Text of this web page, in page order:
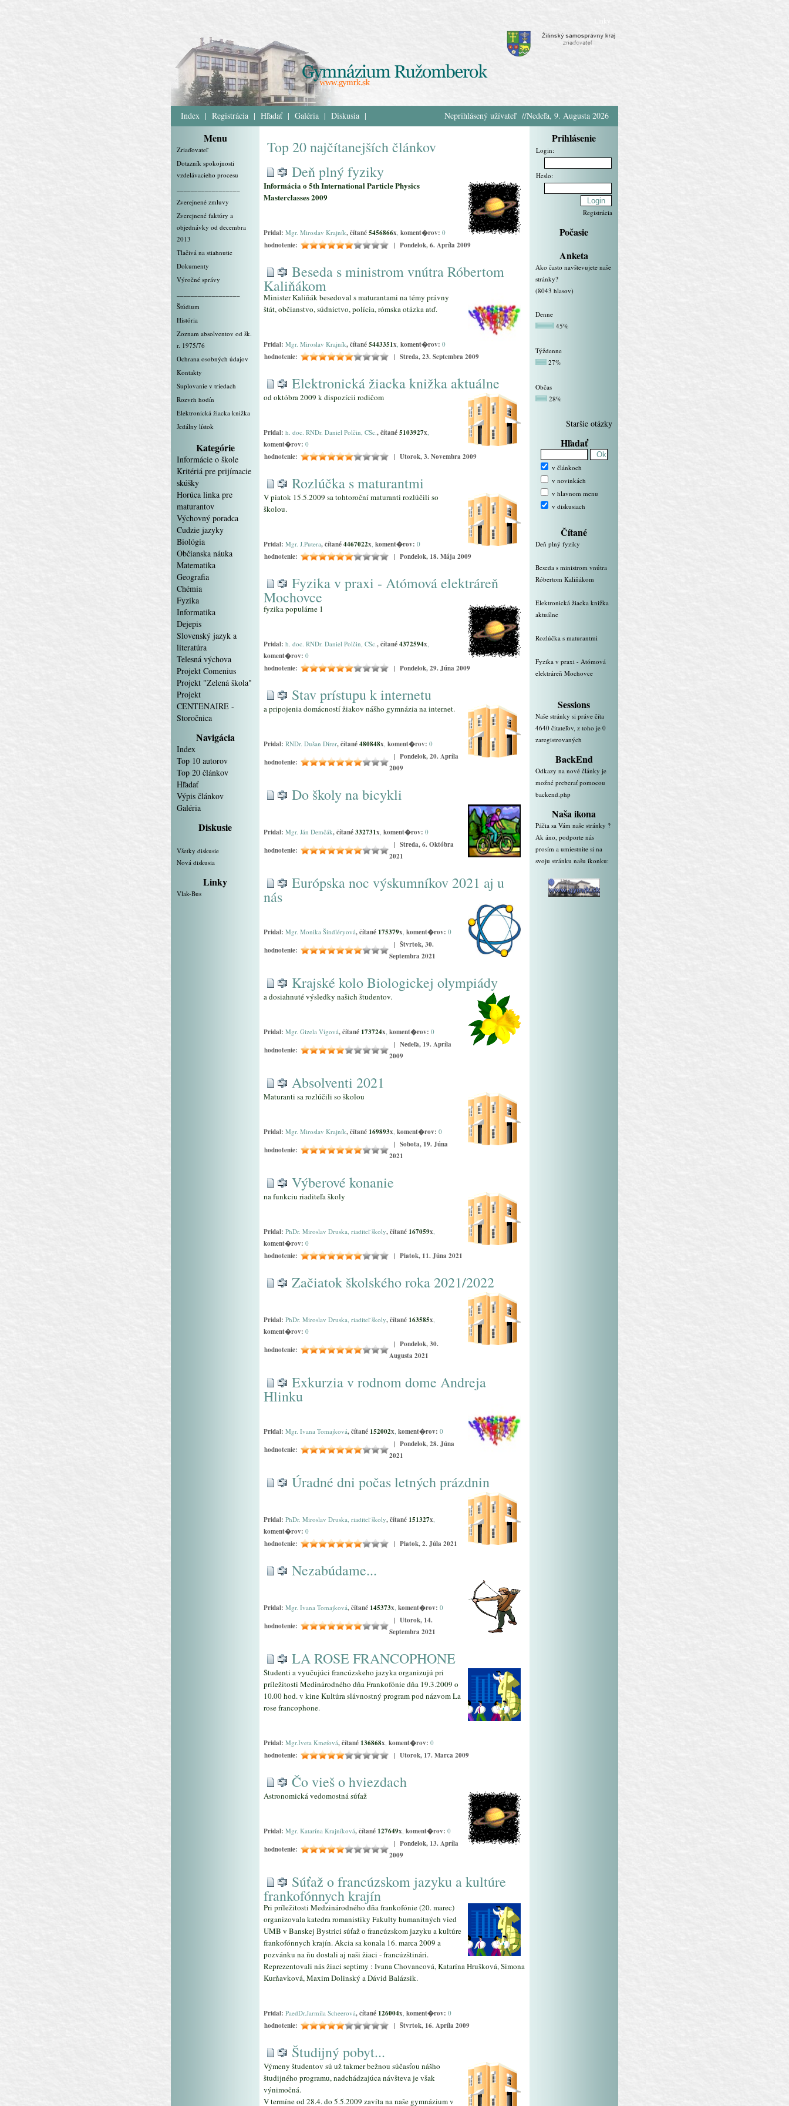
Linky ::
Index | Registrácia | Hľadať | Galéria | Diskusia | Neprihlásený užívateľ //Nedeľa, 9. Augusta 2026
Menu
Zriaďovateľ
Dotazník spokojnosti
vzdelávacieho procesu
Zverejnené zmluvy
Zverejnené faktúry a
objednávky od decembra
2013
Tlačivá na stiahnutie
Dokumenty
Výročné správy
Štúdium
História
Zoznam absolventov od šk.
r. 1975/76
Ochrana osobných údajov
Kontakty
Suplovanie v triedach
Rozvrh hodín
Elektronická žiacka knižka
Jedálny lístok
Kategórie
Informácie o škole
Kritériá pre prijímacie
skúšky
Horúca linka pre
maturantov
Výchovný poradca
Cudzie jazyky
Biológia
Občianska náuka
Matematika
Geografia
Chémia
Fyzika
Informatika
Dejepis
Slovenský jazyk a
literatúra
Telesná výchova
Projekt Comenius
Projekt "Zelená škola"
Projekt
CENTENAIRE -
Storočnica
Navigácia
Index
Top 10 autorov
Top 20 článkov
Hľadať
Výpis článkov
Galéria
Diskusie
Všetky diskusie
Nová diskusia
Linky
Vlak-Bus
Top 20 najčítanejších článkov
Deň plný fyziky
Informácia o 5th International Particle Physics
Masterclasses 2009
Pridal: Mgr. Miroslav Krajník, čítané5456866x, koment�rov: 0
hodnotenie: | Pondelok, 6. Apríla 2009
Beseda s ministrom vnútra Róbertom
Kaliňákom
Minister Kaliňák besedoval s maturantami na témy právny
štát, občianstvo, súdnictvo, polícia, rómska otázka atď.
Pridal: Mgr. Miroslav Krajník, čítané5443351x, koment�rov: 0
hodnotenie: | Streda, 23. Septembra 2009
Elektronická žiacka knižka aktuálne
od októbra 2009 k dispozícii rodičom
Pridal: h. doc. RNDr. Daniel Polčin, CSc., čítané5103927x,
koment�rov: 0
hodnotenie: | Utorok, 3. Novembra 2009
Rozlúčka s maturantmi
V piatok 15.5.2009 sa tohtoroční maturanti rozlúčili so
školou.
Pridal: Mgr. J.Putera, čítané4467022x, koment�rov: 0
hodnotenie: | Pondelok, 18. Mája 2009
Fyzika v praxi - Atómová elektráreň
Mochovce
fyzika populárne 1
Pridal: h. doc. RNDr. Daniel Polčin, CSc., čítané4372594x,
koment�rov: 0
hodnotenie: | Pondelok, 29. Júna 2009
Stav prístupu k internetu
a pripojenia domácností žiakov nášho gymnázia na internet.
Pridal: RNDr. Dušan Dírer, čítané480848x, koment�rov: 0
hodnotenie:
| Pondelok, 20. Apríla
2009
Do školy na bicykli
Pridal: Mgr. Ján Demčák, čítané332731x, koment�rov: 0
hodnotenie:
| Streda, 6. Októbra
2021
Európska noc výskumníkov 2021 aj u
nás
Pridal: Mgr. Monika Šindléryová, čítané 175379x, koment�rov: 0
hodnotenie:
| Štvrtok, 30.
Septembra 2021
Krajské kolo Biologickej olympiády
a dosiahnuté výsledky našich študentov.
Pridal: Mgr. Gizela Vígová, čítané 173724x, koment�rov: 0
hodnotenie:
| Nedeľa, 19. Apríla
2009
Absolventi 2021
Maturanti sa rozlúčili so školou
Pridal: Mgr. Miroslav Krajník, čítané 169893x, koment�rov: 0
hodnotenie:
| Sobota, 19. Júna
2021
Výberové konanie
na funkciu riaditeľa školy
Pridal: PhDr. Miroslav Druska, riaditeľ školy, čítané 167059x,
koment�rov: 0
hodnotenie: | Piatok, 11. Júna 2021
Začiatok školského roka 2021/2022
Pridal: PhDr. Miroslav Druska, riaditeľ školy, čítané 163585x,
koment�rov: 0
hodnotenie:
| Pondelok, 30.
Augusta 2021
Exkurzia v rodnom dome Andreja
Hlinku
Pridal: Mgr. Ivana Tomajková, čítané 152002x, koment�rov: 0
hodnotenie:
| Pondelok, 28. Júna
2021
Úradné dni počas letných prázdnin
Pridal: PhDr. Miroslav Druska, riaditeľ školy, čítané 151327x,
koment�rov: 0
hodnotenie: | Piatok, 2. Júla 2021
Nezabúdame...
Pridal: Mgr. Ivana Tomajková, čítané 145373x, koment�rov: 0
hodnotenie:
| Utorok, 14.
Septembra 2021
LA ROSE FRANCOPHONE
Študenti a vyučujúci francúzskeho jazyka organizujú pri
príležitosti Medinárodného dňa Frankofónie dňa 19.3.2009 o
10.00 hod. v kine Kultúra slávnostný program pod názvom La
rose francophone.
Pridal: Mgr.Iveta Kmeťová, čítané 136868x, koment�rov: 0
hodnotenie: | Utorok, 17. Marca 2009
Čo vieš o hviezdach
Astronomická vedomostná súťaž
Pridal: Mgr. Katarína Krajníková, čítané 127649x, koment�rov: 0
hodnotenie:
| Pondelok, 13. Apríla
2009
Súťaž o francúzskom jazyku a kultúre
frankofónnych krajín
Pri príležitosti Medzinárodného dňa frankofónie (20. marec)
organizovala katedra romanistiky Fakulty humanitných vied
UMB v Banskej Bystrici súťaž o francúzskom jazyku a kultúre
frankofónnych krajín. Akcia sa konala 16. marca 2009 a
pozvánku na ňu dostali aj naši žiaci - francúzštinári.
Reprezentovali nás žiaci septimy : Ivana Chovancová, Katarína Hrušková, Simona
Kurňavková, Maxim Dolinský a Dávid Balázsik.
Pridal: PaedDr.Jarmila Scheerová, čítané 126004x, koment�rov: 0
hodnotenie: | Štvrtok, 16. Apríla 2009
Študijný pobyt...
Výmeny študentov sú už takmer bežnou súčasťou nášho
študijného programu, nadchádzajúca návšteva je však
výnimočná.
V termíne od 28.4. do 5.5.2009 zavíta na naše gymnázium v
Prihlásenie
Login:
Heslo:
Registrácia
Počasie
Anketa
Ako často navštevujete naše
stránky?
(8043 hlasov)
Denne
45%
Týždenne
27%
Občas
28%
Staršie otázky
Hľadať
v článkoch
v novinkách
v hlavnom menu
v diskusiach
Čítané
Deň plný fyziky
Beseda s ministrom vnútra
Róbertom Kaliňákom
Elektronická žiacka knižka
aktuálne
Rozlúčka s maturantmi
Fyzika v praxi - Atómová
elektráreň Mochovce
Sessions
Naše stránky si práve číta
4640 čitateľov, z toho je 0
zaregistrovaných
BackEnd
Odkazy na nové články je
možné preberať pomocou
backend.php
Naša ikona
Páčia sa Vám naše stránky ?
Ak áno, podporte nás
prosím a umiestnite si na
svoju stránku našu ikonku: